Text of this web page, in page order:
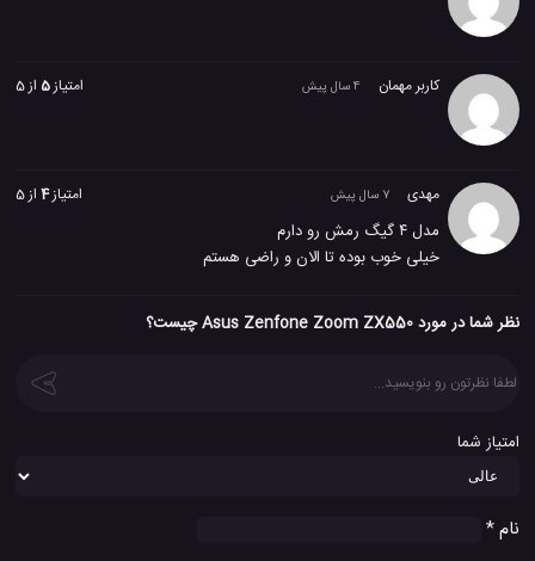
امتیاز5 از 5 کاربر مهمان 4 سال پیش
امتیاز4 از 5 مهدی 7 سال پیش
مدل ۴ گیگ رمش رو دارم
خیلی خوب بوده تا الان و راضی هستم
نظر شما در مورد Asus Zenfone Zoom ZX550 چیست؟
امتیاز شما
نام*